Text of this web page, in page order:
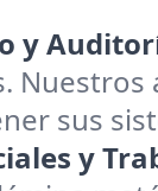
y
Nuestros
sus
y